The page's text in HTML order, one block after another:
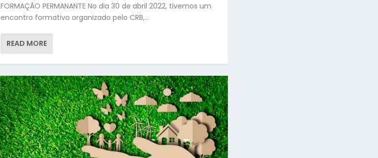
FORMAÇÃO PERMANANTE No dia 30 de abril 2022, tivemos um
encontro formativo organizado pelo CRB,...
READ MORE